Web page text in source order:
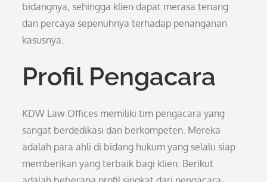
bidangnya, sehingga klien dapat merasa tenang
dan percaya sepenuhnya terhadap penanganan
kasusnya.
Profil Pengacara
KDW Law Offices memiliki tim pengacara yang
sangat berdedikasi dan berkompeten. Mereka
adalah para ahli di bidang hukum yang selalu siap
memberikan yang terbaik bagi klien. Berikut